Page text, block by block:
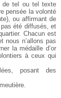
de tel ou tel texte
pensée la volonté
ou affirmant de
été diffusés, et
Chacun est
nous n’allons pas
la médaille d’or
à ceux qui
posant des